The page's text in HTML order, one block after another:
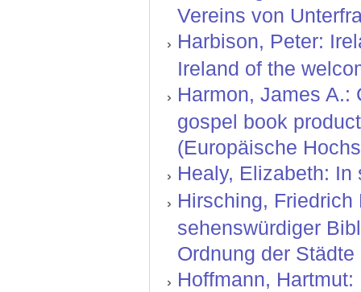
Vereins von
Harbison, Peter:
Ireland of the
Harmon, James A.:
gospel book
(Europäische
Healy, Elizabeth:
Hirsching,
sehenswürdiger
Ordnung der
Hoffmann,